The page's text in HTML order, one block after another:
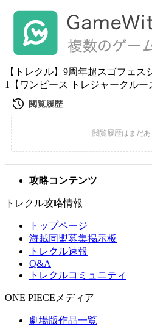
【トレクル】9周年超スゴフェ
1【ワンピース トレジャークルー
攻略コンテンツ
トレクル攻略情報
トップページ
海賊同盟募集掲示板
トレクル速報
Q&A
トレクルコミュニティ
ONE PIECEメディア
劇場版作品一覧